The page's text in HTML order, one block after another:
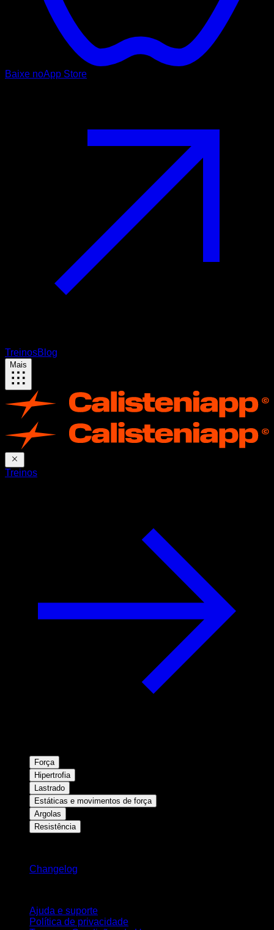
Baixe noApp Store
TreinosBlog
Mais
Treinos
Força
Hipertrofia
Lastrado
Estáticas e movimentos de força
Argolas
Resistência
Changelog
Ajuda e suporte
Política de privacidade